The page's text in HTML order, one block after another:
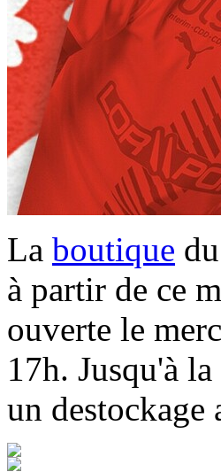
La boutique
à partir de ce
ouverte le
17h. Jusqu'à
un destockage